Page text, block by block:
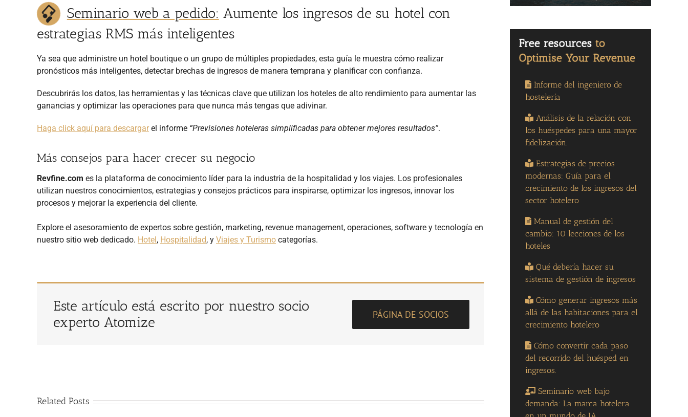
Seminario web a pedido: Aumente los ingresos de su hotel con
estrategias RMS más inteligentes
Ya sea que administre un hotel boutique o un grupo de múltiples propiedades, esta guía le muestra cómo realizar
pronósticos más inteligentes, detectar brechas de ingresos de manera temprana y planificar con confianza.
Descubrirás los datos, las herramientas y las técnicas clave que utilizan los hoteles de alto rendimiento para aumentar las
ganancias y optimizar las operaciones para que nunca más tengas que adivinar.
Haga click aquí para descargarel informe “Previsiones hoteleras simplificadas para obtener mejores resultados”.
Más consejos para hacer crecer su negocio
Revfine.com es la plataforma de conocimiento líder para la industria de la hospitalidad y los viajes. Los profesionales
utilizan nuestros conocimientos, estrategias y consejos prácticos para inspirarse, optimizar los ingresos, innovar los
procesos y mejorar la experiencia del cliente.
Explore el asesoramiento de expertos sobre gestión, marketing, revenue management, operaciones, software y tecnología en
nuestro sitio web dedicado. Hotel , Hospitalidad, y Viajes y Turismo categorías.
Este artículo está escrito por nuestro socio
experto Atomize
PÁGINA DE SOCIOS
Related Posts
Informe del ingeniero de
hostelería
Análisis de la relación con
los huéspedes para una mayor
fidelización.
Estrategias de precios
modernas: Guía para el
crecimiento de los ingresos del
sector hotelero
Manual de gestión del
cambio: 10 lecciones de los
hoteles
Qué debería hacer su
sistema de gestión de ingresos
Cómo generar ingresos más
allá de las habitaciones para el
crecimiento hotelero
Cómo convertir cada paso
del recorrido del huésped en
ingresos.
Seminario web bajo
demanda: La marca hotelera